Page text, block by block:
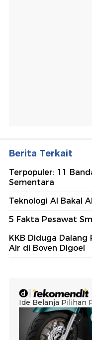
Berita Terkait
Terpopuler: 11
Sementara
Teknologi AI Bakal
5 Fakta Pesawat
KKB Diduga
Air di Boven Digoel